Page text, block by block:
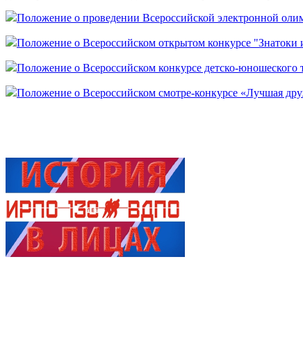
Положение о проведении Всероссийской электронной
Положение о Всероссийском открытом конкурсе
Положение о Всероссийском конкурсе детско-
Положение о Всероссийском смотре-конкурсе «Лучшая